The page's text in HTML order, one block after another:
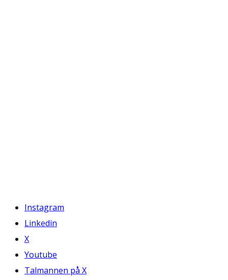
Instagram
Linkedin
X
Youtube
Talmannen på X